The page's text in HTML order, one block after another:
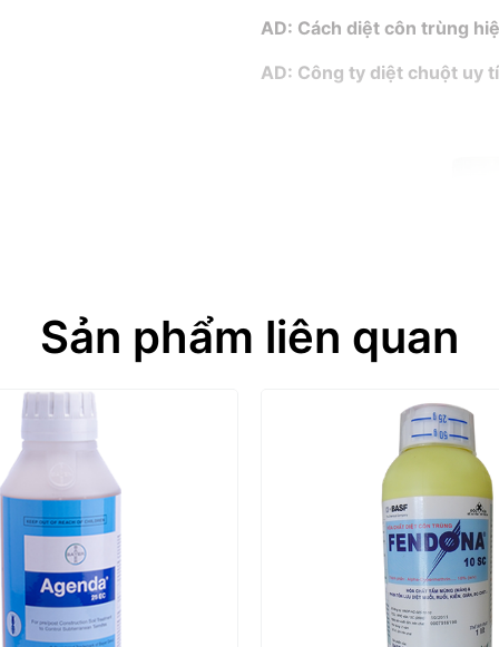
AD: Cách diệt côn trùng
AD: Công ty diệt chuột uy
Sản phẩm liên quan